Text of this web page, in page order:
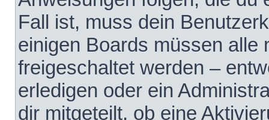
Fall ist, muss dein
einigen Boards müssen alle
freigeschaltet werden –
erledigen oder ein
dir mitgeteilt, ob eine